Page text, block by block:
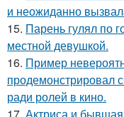
и неожиданно
15. Парень гулял по
местной девушкой.
16. Пример
продемонстрировал
ради ролей в кино.